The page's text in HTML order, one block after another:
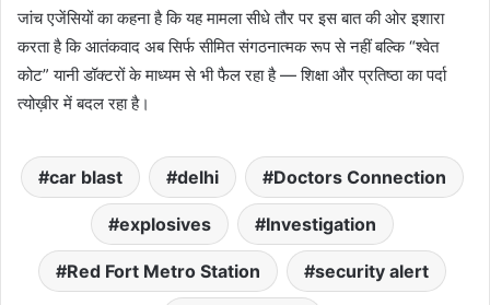
जांच एजेंसियों का कहना है कि यह मामला सीधे तौर पर इस बात की ओर इशारा
करता है कि आतंकवाद अब सिर्फ सीमित संगठनात्मक रूप से नहीं बल्कि “श्वेत
कोट” यानी डॉक्टरों के माध्यम से भी फैल रहा है — शिक्षा और प्रतिष्ठा का पर्दा
त्योख़ीर में बदल रहा है।
car blast delhi Doctors Connection
explosives Investigation
Red Fort Metro Station security alert